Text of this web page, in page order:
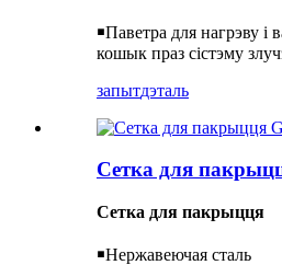
￭Паветра для нагрэву і
кошык праз сістэму
запытдэталь
Сетка для
Сетка для пакрыцця
￭Нержавеючая сталь